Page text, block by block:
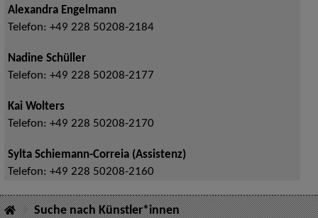
Alexandra Engelmann
Telefon: +49 228 50208-2184
Nadine Schüller
Telefon: +49 228 50208-2177
Kai Wolters
Telefon: +49 228 50208-2170
Sylta Schiemann-Correia (Assistenz)
Telefon: +49 228 50208-2160
Suche nach Künstler*innen